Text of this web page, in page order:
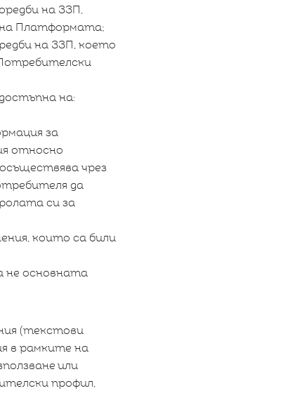
на ЗЗП,
на Платформата;
на ЗЗП, което
на:
за
относно
чрез
да
си за
които са били
не основната
(текстови
в рамките на
или
профил,